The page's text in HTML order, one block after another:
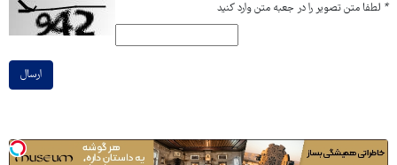
* لطفا متن تصویر را در جعبه متن وارد کنید
ارسال